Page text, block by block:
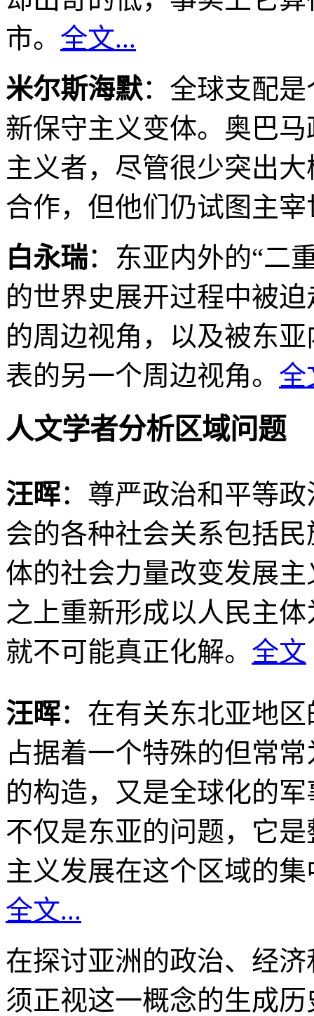
市。 全文...
米尔斯海默：全球支配
新保守主义变体。奥巴
主义者，尽管很少突出
合作，但他们仍试图主宰
白永瑞：东亚内外的“二
的世界史展开过程中被
的周边视角，以及被东
表的另一个周边视角。 全
人文学者分析区域问题
汪晖：尊严政治和平等
会的各种社会关系包括
体的社会力量改变发展
之上重新形成以人民主
就不可能真正化解。 全文
汪晖：在有关东北亚地
占据着一个特殊的但常
的构造，又是全球化的
不仅是东亚的问题，它
主义发展在这个区域的
全文...
在探讨亚洲的政治、经
须正视这一概念的生成